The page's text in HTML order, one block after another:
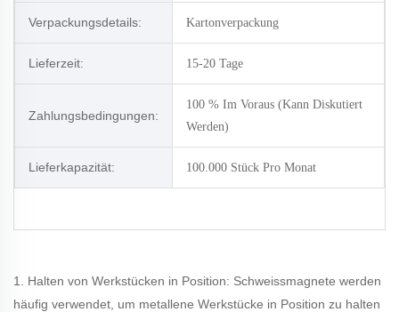
Verpackungsdetails: Kartonverpackung
Lieferzeit: 15-20 Tage
Zahlungsbedingungen:
100 % Im Voraus (kann Diskutiert
Werden)
Lieferkapazität: 100.000 Stück Pro Monat
1. Halten von Werkstücken in Position: Schweissmagnete werden
häufig verwendet, um metallene Werkstücke in Position zu halten